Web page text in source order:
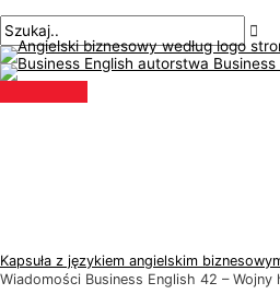
do
treści
główne
Kapsuła z językiem angielskim
Wiadomości Business English 42 – Wojny
po
wpisach
tutaj..
mail*
T
e
m
a
ę
S
z
u
k